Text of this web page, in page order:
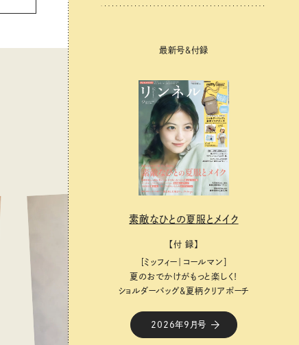
最新号＆付録
素敵なひとの夏服とメイク
【付 録】
［ミッフィー｜コールマン］
夏のおでかけがもっと楽しく！
ショルダーバッグ&夏柄クリアポーチ
2026年9月号